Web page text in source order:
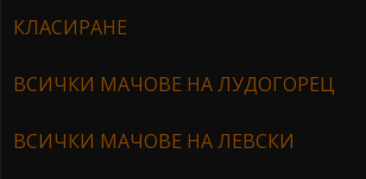
КЛАСИРАНЕ
ВСИЧКИ МАЧОВЕ НА ЛУДОГОРЕЦ
ВСИЧКИ МАЧОВЕ НА ЛЕВСКИ